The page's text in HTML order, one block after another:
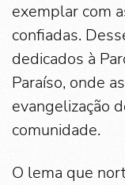
exemplar com
confiadas.
dedicados à
Paraíso, onde
evangelização
comunidade.
O lema que